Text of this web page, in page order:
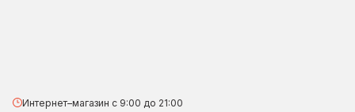
Интернет–магазин с 9:00 до 21:00